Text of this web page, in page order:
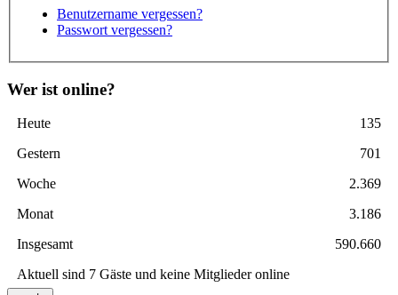
Benutzername vergessen?
Passwort vergessen?
Wer ist online?
Heute
135
Gestern
701
Woche
2.369
Monat
3.186
Insgesamt
590.660
Aktuell sind 7 Gäste und keine Mitglieder online